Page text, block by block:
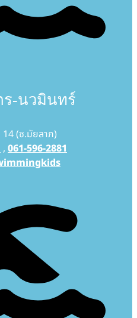
ร-นวมินทร์
14 (ซ.มัยลาภ)
, 061-596-2881